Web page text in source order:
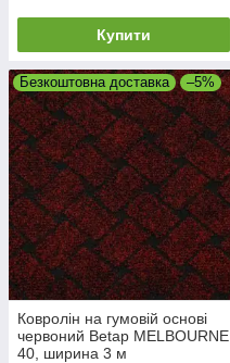
Купити
Безкоштовна доставка –5%
Ковролін на гумовій основі
червоний Betap MELBOURNE
40, ширина 3 м